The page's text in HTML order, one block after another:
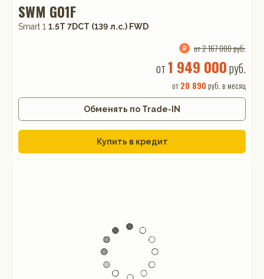
SWM G01F
Smart 1 1.5T 7DCT (139 л.с.) FWD
от 2 167 000 руб.
от1 949 000руб.
от20 890 руб. в месяц
Обменять по Trade-IN
Купить в кредит